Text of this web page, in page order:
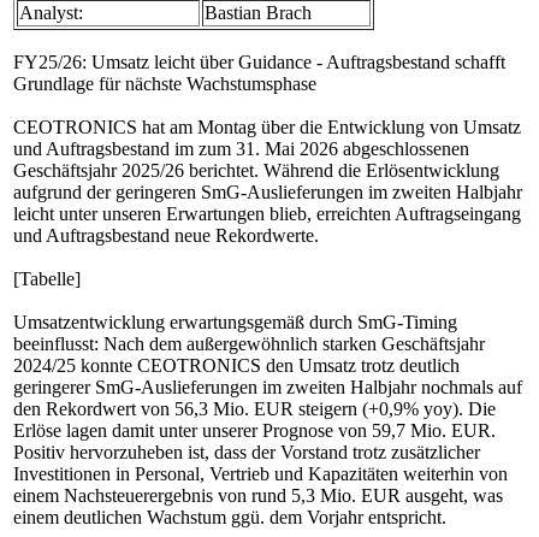
Analyst:
Bastian Brach
FY25/26: Umsatz leicht über Guidance - Auftragsbestand schafft
Grundlage für nächste Wachstumsphase
CEOTRONICS hat am Montag über die Entwicklung von Umsatz
und Auftragsbestand im zum 31. Mai 2026 abgeschlossenen
Geschäftsjahr 2025/26 berichtet. Während die Erlösentwicklung
aufgrund der geringeren SmG-Auslieferungen im zweiten Halbjahr
leicht unter unseren Erwartungen blieb, erreichten Auftragseingang
und Auftragsbestand neue Rekordwerte.
[Tabelle]
Umsatzentwicklung erwartungsgemäß durch SmG-Timing
beeinflusst: Nach dem außergewöhnlich starken Geschäftsjahr
2024/25 konnte CEOTRONICS den Umsatz trotz deutlich
geringerer SmG-Auslieferungen im zweiten Halbjahr nochmals auf
den Rekordwert von 56,3 Mio. EUR steigern (+0,9% yoy). Die
Erlöse lagen damit unter unserer Prognose von 59,7 Mio. EUR.
Positiv hervorzuheben ist, dass der Vorstand trotz zusätzlicher
Investitionen in Personal, Vertrieb und Kapazitäten weiterhin von
einem Nachsteuerergebnis von rund 5,3 Mio. EUR ausgeht, was
einem deutlichen Wachstum ggü. dem Vorjahr entspricht.